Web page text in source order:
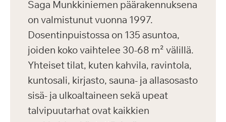
Saga Munkkiniemen päärakennuksena
on valmistunut vuonna 1997.
Dosentinpuistossa on 135 asuntoa,
joiden koko vaihtelee 30-68 m² välillä.
Yhteiset tilat, kuten kahvila, ravintola,
kuntosali, kirjasto, sauna- ja allasosasto
sisä- ja ulkoaltaineen sekä upeat
talvipuutarhat ovat kaikkien